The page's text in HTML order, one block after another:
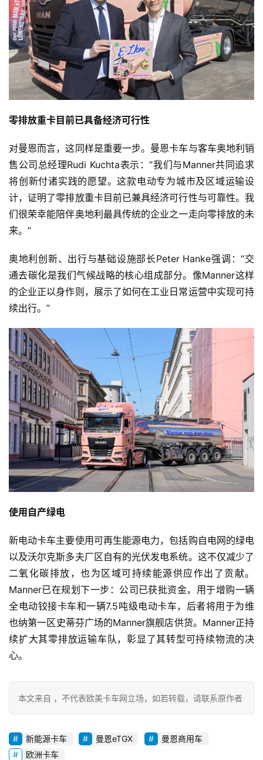
首
页
独
家
资
讯
视
频
专
题
社
登录 注册
零排放重卡目前已具备经济可行性
对曼恩而言，这同样是重要一步。曼恩卡车与客车奥地利销
售公司总经理Rudi Kuchta表示：“我们与Manner共同追求
将创新付诸实践的愿望。这款电动专为城市及区域运输设
计，证明了零排放重卡目前已兼具经济可行性与可靠性。我
们很荣幸能陪伴奥地利最具传统的企业之一走向零排放的未
来。”
奥地利创新、出行与基础设施部长Peter Hanke强调：“交
通去碳化是我们气候战略的核心组成部分。像Manner这样
的企业正以身作则，展示了如何在工业日常运营中实现可持
续出行。”
使用自产绿电
新电动卡车主要使用可再生能源电力，包括购自电网的绿电
以及沃尔克斯多夫厂区自有的光伏发电系统。这不仅减少了
二氧化碳排放，也为区域可持续能源供应作出了贡献。
Manner已在规划下一步：公司已获批资金，用于增购一辆
全电动铰接卡车和一辆7.5吨级电动卡车，后者将用于为维
也纳第一区史蒂芬广场的Manner旗舰店供货。Manner正持
续扩大其零排放运输车队，彰显了其转型可持续物流的决
心。
本文来自 ，不代表欧美卡车网立场，如若转载，请联系原作者
新能源卡车 曼恩eTGX
曼恩商用车
欧洲卡车